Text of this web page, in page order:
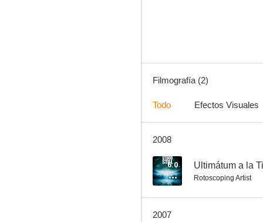
Filmografía (2)
Todo Efectos Visuales
2008
6.0 Ultimátum a la
Rotoscoping Artist
2007